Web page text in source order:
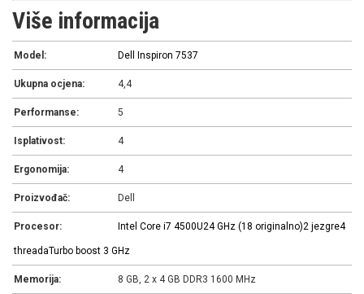
Više informacija
Model: Dell Inspiron 7537
Ukupna ocjena: 4,4
Performanse: 5
Isplativost: 4
Ergonomija: 4
Proizvođač: Dell
Procesor: Intel Core i7 4500U24 GHz (18 originalno)2 jezgre4
threadaTurbo boost 3 GHz
Memorija: 8 GB, 2 x 4 GB DDR3 1600 MHz